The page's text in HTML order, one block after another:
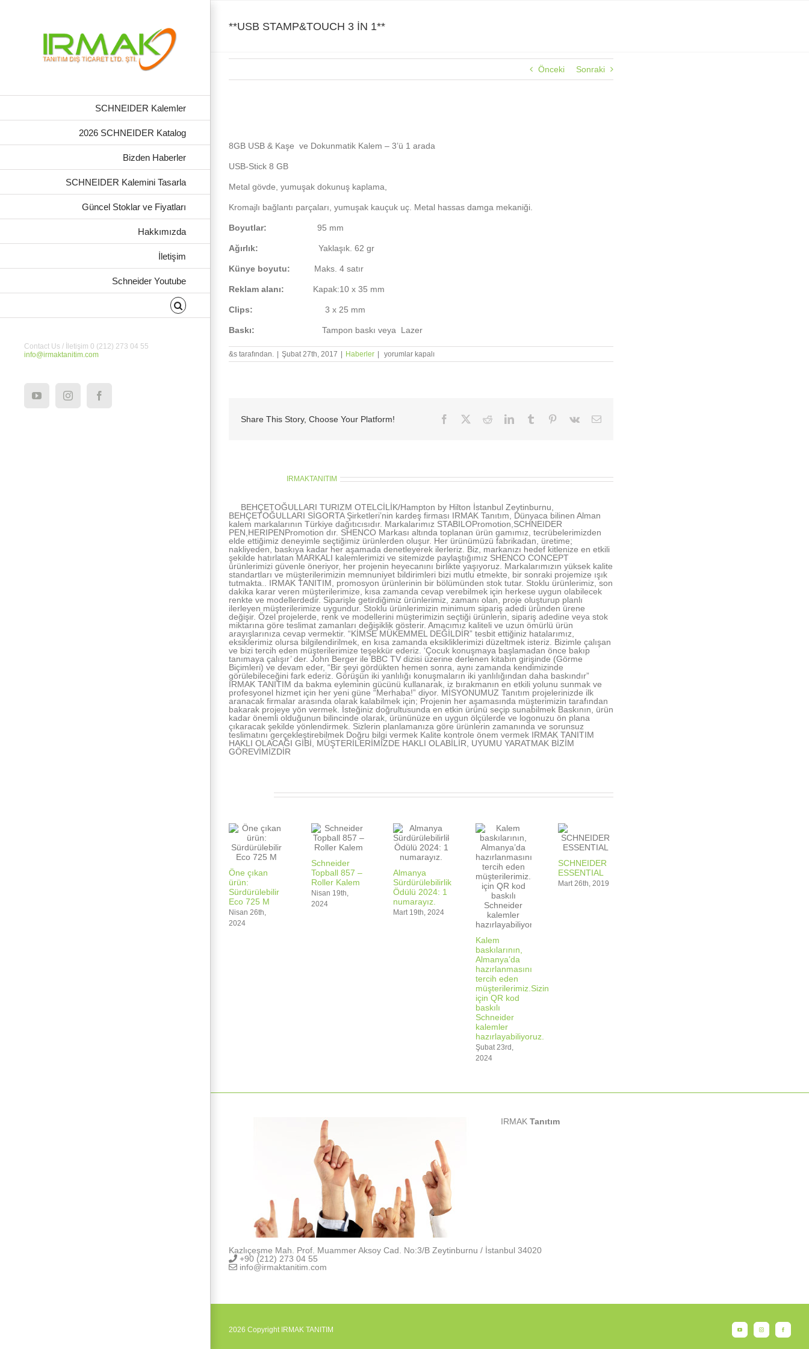
SCHNEIDER Kalemler
2026 SCHNEIDER Katalog
Bizden Haberler
SCHNEIDER Kalemini Tasarla
Güncel Stoklar ve Fiyatları
Hakkımızda
İletişim
Schneider Youtube
Contact Us / İletişim 0 (212) 273 04 55
info@irmaktanitim.com
YouTubeInstagramFacebook
**USB STAMP&TOUCH 3 İN 1**
Önceki Sonraki
8GB USB & Kaşe ve Dokunmatik Kalem – 3’ü 1 arada
USB-Stick 8 GB
Metal gövde, yumuşak dokunuş kaplama,
Kromajlı bağlantı parçaları, yumuşak kauçuk uç. Metal hassas damga mekaniği.
Boyutlar: 95 mm
Ağırlık: Yaklaşık. 62 gr
Künye boyutu: Maks. 4 satır
Reklam alanı: Kapak:10 x 35 mm
Clips: 3 x 25 mm
Baskı: Tampon baskı veya Lazer
&s tarafından. Şubat 27th, 2017 Haberler
**USB
STAMP&TOUCH
yorumlar kapalı
Share This Story, Choose Your Platform! Facebook RedditLinkedInTumblr Pinterest
Vk
E-
IRMAKTANITIM
BEHÇETOĞULLARI TURIZM OTELCİLİK/Hampton by Hilton İstanbul Zeytinburnu,
BEHÇETOĞULLARI SİGORTA Şirketleri’nin kardeş firması IRMAK Tanıtım, Dünyaca bilinen Alman
kalem markalarının Türkiye dağıtıcısıdır. Markalarımız STABILOPromotion,SCHNEIDER
PEN,HERIPENPromotion dır. SHENCO Markası altında toplanan ürün gamımız, tecrübelerimizden
elde ettiğimiz deneyimle seçtiğimiz ürünlerden oluşur. Her ürünümüzü fabrikadan, üretime;
nakliyeden, baskıya kadar her aşamada denetleyerek ilerleriz. Biz, markanızı hedef kitlenize en etkili
şekilde hatırlatan MARKALI kalemlerimizi ve sitemizde paylaştığımız SHENCO CONCEPT
ürünlerimizi güvenle öneriyor, her projenin heyecanını birlikte yaşıyoruz. Markalarımızın yüksek kalite
standartları ve müşterilerimizin memnuniyet bildirimleri bizi mutlu etmekte, bir sonraki projemize ışık
tutmakta.. IRMAK TANITIM, promosyon ürünlerinin bir bölümünden stok tutar. Stoklu ürünlerimiz, son
dakika karar veren müşterilerimize, kısa zamanda cevap verebilmek için herkese uygun olabilecek
renkte ve modellerdedir. Siparişle getirdiğimiz ürünlerimiz, zamanı olan, proje oluşturup planlı
ilerleyen müşterilerimize uygundur. Stoklu ürünlerimizin minimum sipariş adedi üründen ürene
değişir. Özel projelerde, renk ve modellerini müşterimizin seçtiği ürünlerin, sipariş adedine veya stok
miktarına göre teslimat zamanları değişiklik gösterir. Amacımız kaliteli ve uzun ömürlü ürün
arayışlarınıza cevap vermektir. “KİMSE MÜKEMMEL DEĞİLDİR” tesbit ettiğiniz hatalarımız,
eksiklerimiz olursa bilgilendirilmek, en kısa zamanda eksikliklerimizi düzeltmek isteriz. Bizimle çalışan
ve bizi tercih eden müşterilerimize teşekkür ederiz. ‘Çocuk konuşmaya başlamadan önce bakıp
tanımaya çalışır’ der. John Berger ile BBC TV dizisi üzerine derlenen kitabın girişinde (Görme
Biçimleri) ve devam eder, “Bir şeyi gördükten hemen sonra, aynı zamanda kendimizinde
görülebileceğini fark ederiz. Görüşün iki yanlılığı konuşmaların iki yanlılığından daha baskındır”
IRMAK TANITIM da bakma eyleminin gücünü kullanarak, iz bırakmanın en etkili yolunu sunmak ve
profesyonel hizmet için her yeni güne “Merhaba!” diyor. MİSYONUMUZ Tanıtım projelerinizde ilk
aranacak firmalar arasında olarak kalabilmek için; Projenin her aşamasında müşterimizin tarafından
bakarak projeye yön vermek. İsteğiniz doğrultusunda en etkin ürünü seçip sunabilmek Baskının, ürün
kadar önemli olduğunun bilincinde olarak, ürününüze en uygun ölçülerde ve logonuzu ön plana
çıkaracak şekilde yönlendirmek. Sizlerin planlamanıza göre ürünlerin zamanında ve sorunsuz
teslimatını gerçekleştirebilmek Doğru bilgi vermek Kalite kontrole önem vermek IRMAK TANITIM
HAKLI OLACAĞI GİBİ, MÜŞTERİLERİMİZDE HAKLI OLABİLİR, UYUMU YARATMAK BİZİM
GÖREVİMİZDİR
Öne çıkan
ürün:
Sürdürülebilir
Eco 725 M
Nisan 26th,
2024
Schneider
Topball 857 –
Roller Kalem
Nisan 19th,
2024
Almanya
Sürdürülebilirlik
Ödülü 2024: 1
numarayız.
Mart 19th, 2024
Kalem
baskılarının,
Almanya’da
hazırlanmasını
tercih eden
müşterilerimiz.Sizin
için QR kod
baskılı
Schneider
kalemler
hazırlayabiliyoruz.
Şubat 23rd,
2024
SCHNEIDER
ESSENTIAL
Mart 26th, 2019
IRMAK Tanıtım
Kazlıçeşme Mah. Prof. Muammer Aksoy Cad. No:3/B Zeytinburnu / İstanbul 34020
+90 (212) 273 04 55
info@irmaktanitim.com
2026 Copyright IRMAK TANITIM YouTube Instagram Facebook